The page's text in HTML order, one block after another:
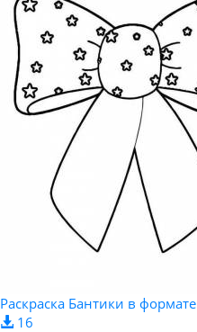
Раскраска Бантики в формате
16